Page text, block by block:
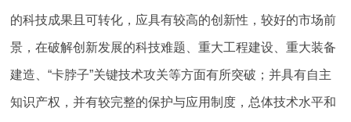
的科技成果且可转化，应具有较高的创新性，较好的市场前
景，在破解创新发展的科技难题、重大工程建设、重大装备
建造、“卡脖子”关键技术攻关等方面有所突破；并具有自主
知识产权，并有较完整的保护与应用制度，总体技术水平和